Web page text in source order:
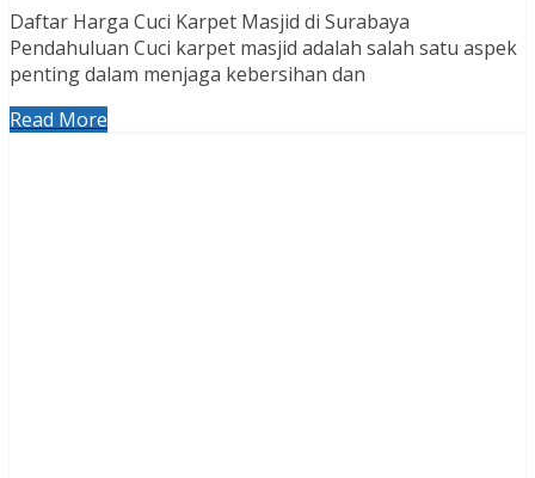
Daftar Harga Cuci Karpet Masjid di Surabaya
Pendahuluan Cuci karpet masjid adalah salah satu aspek
penting dalam menjaga kebersihan dan
Read More